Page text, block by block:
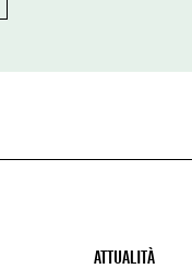
ATTUALITÀ